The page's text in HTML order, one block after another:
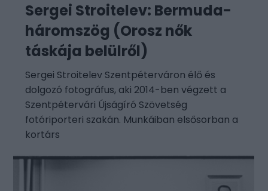
Sergei Stroitelev: Bermuda-
háromszög (Orosz nők
táskája belülről)
Sergei Stroitelev Szentpéterváron élő és
dolgozó fotográfus, aki 2014-ben végzett a
Szentpétervári Újságíró Szövetség
fotóriporteri szakán. Munkáiban elsősorban a
kortárs